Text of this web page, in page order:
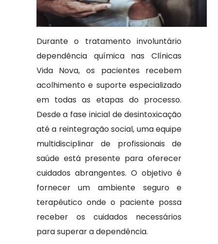
Durante o tratamento involuntário
dependência química nas Clínicas
Vida Nova, os pacientes recebem
acolhimento e suporte especializado
em todas as etapas do processo.
Desde a fase inicial de desintoxicação
até a reintegração social, uma equipe
multidisciplinar de profissionais de
saúde está presente para oferecer
cuidados abrangentes. O objetivo é
fornecer um ambiente seguro e
terapêutico onde o paciente possa
receber os cuidados necessários
para superar a dependência.